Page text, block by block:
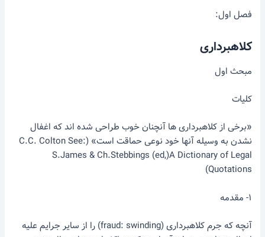
فصل اول:
کلاهبرداری
مبحث اول
کلیات
«برخی از کلاهبرداری ها آنچنان خوب طراحی شده اند که اغفال
نشدن به وسیله آنها خود نوعی حماقت است» (C.C. Colton See:
S.James & Ch.Stebbings (ed,)A Dictionary of Legal
Quotations)
۱- مقدمه
آنچه که جرم کلاهبرداری (fraud: swinding) را از سایر جرایم علیه